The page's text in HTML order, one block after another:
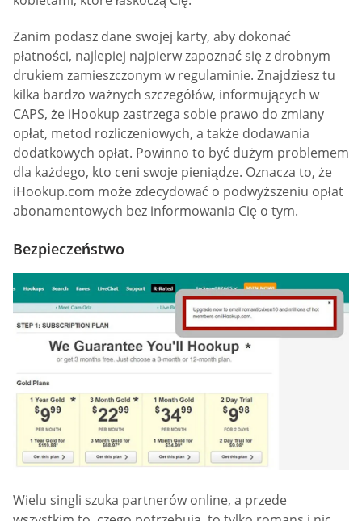
Zanim podasz dane swojej karty, aby dokonać
płatności, najlepiej najpierw zapoznać się z drobnym
drukiem zamieszczonym w regulaminie. Znajdziesz tu
kilka bardzo ważnych szczegółów, informujących w
CAPS, że iHookup zastrzega sobie prawo do zmiany
opłat, metod rozliczeniowych, a także dodawania
dodatkowych opłat. Powinno to być dużym problemem
dla każdego, kto ceni swoje pieniądze. Oznacza to, że
iHookup.com może zdecydować o podwyższeniu opłat
abonamentowych bez informowania Cię o tym.
Bezpieczeństwo
Wielu singli szuka partnerów online, a przede